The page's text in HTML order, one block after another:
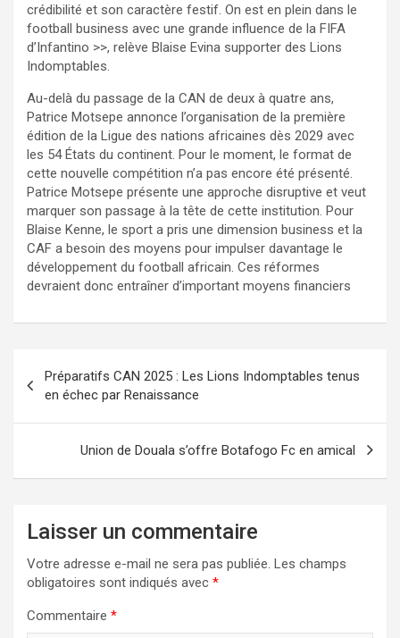
crédibilité et son caractère festif. On est en plein dans le
football business avec une grande influence de la FIFA
d’Infantino >>, relève Blaise Evina supporter des Lions
Indomptables.
Au-delà du passage de la CAN de deux à quatre ans,
Patrice Motsepe annonce l’organisation de la première
édition de la Ligue des nations africaines dès 2029 avec
les 54 États du continent. Pour le moment, le format de
cette nouvelle compétition n’a pas encore été présenté.
Patrice Motsepe présente une approche disruptive et veut
marquer son passage à la tête de cette institution. Pour
Blaise Kenne, le sport a pris une dimension business et la
CAF a besoin des moyens pour impulser davantage le
développement du football africain. Ces réformes
devraient donc entraîner d’important moyens financiers
de
l’article
Préparatifs CAN 2025 : Les Lions Indomptables tenus
en échec par Renaissance
Union de Douala s’offre Botafogo Fc en amical
Laisser un commentaire
Votre adresse e-mail ne sera pas publiée. Les champs
obligatoires sont indiqués avec *
Commentaire *